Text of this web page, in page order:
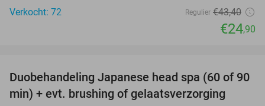
Verkocht: 72
Regulier €43,40
€24,90
44%
Duobehandeling Japanese head spa (60 of 90
min) + evt. brushing of gelaatsverzorging